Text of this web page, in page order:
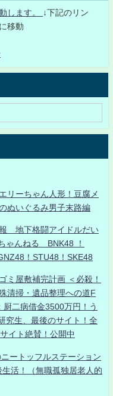
します。
↓下記のリン
移動
リーちゃん人形！豆腐メ
ぬいぐるみ男子末路編
地下格闘アイドルだい
ゃんねる BNK48 ！
！STU48！SKE48
ミ屋敷補完計画 ＜必殺！
清掃・遺品整理への道F
二病借金3500万円！う
究生、最後のサイト！全
イト絶賛！公開中
ートッフルステーション
活！（無職孤独居老人的